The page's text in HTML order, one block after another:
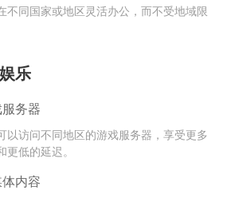
不同国家或地区灵活办公，而不受地域限
乐
务器
以访问不同地区的游戏服务器，享受更多
更低的延迟。
内容